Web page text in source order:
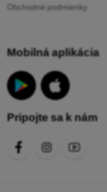
Obchodné podmienky
Mobilná aplikácia
Pripojte sa k nám